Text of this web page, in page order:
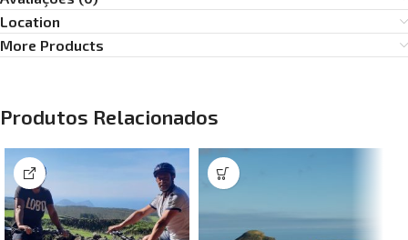
Location
More Products
Produtos Relacionados